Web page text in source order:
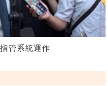
管系統運作